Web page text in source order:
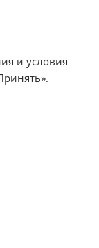
и условия